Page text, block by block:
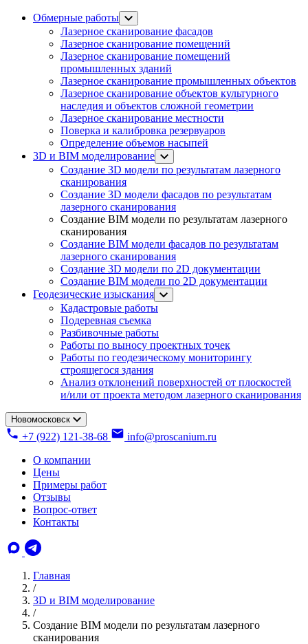
Обмерные работы
Лазерное сканирование фасадов
Лазерное сканирование помещений
Лазерное сканирование помещений
промышленных зданий
Лазерное сканирование промышленных объектов
Лазерное сканирование объектов культурного
наследия и объектов сложной геометрии
Лазерное сканирование местности
Поверка и калибровка резервуаров
Определение объемов насы​​пей
3D и BIM моделирование
Создание 3D модели по результатам лазерного
сканирования
Создание 3D модели фасадов по результатам
лазерного сканирования
Создание BIM модели по результатам лазерного
сканирования
Создание BIM модели фасадов по результатам
лазерного сканирования
Создание 3D модели по 2D документации
Создание BIM модели по 2D документации
Геодезические изыскания
Кадастровые работы
Подеревная съемка
Разбивочные работы
Работы по выносу проектных точек
Работы по геодезическому мониторингу
строящегося здания
Анализ отклонений поверхностей от плоскостей
и/или от проекта методом лазерного сканирования
Новомосковск
+7 (922) 121-38-68
info@proscanium.ru
О компании
Цены
Примеры работ
Отзывы
Вопрос-ответ
Контакты
Главная
/
3D и BIM моделирование
/
Создание BIM модели по результатам лазерного
сканирования